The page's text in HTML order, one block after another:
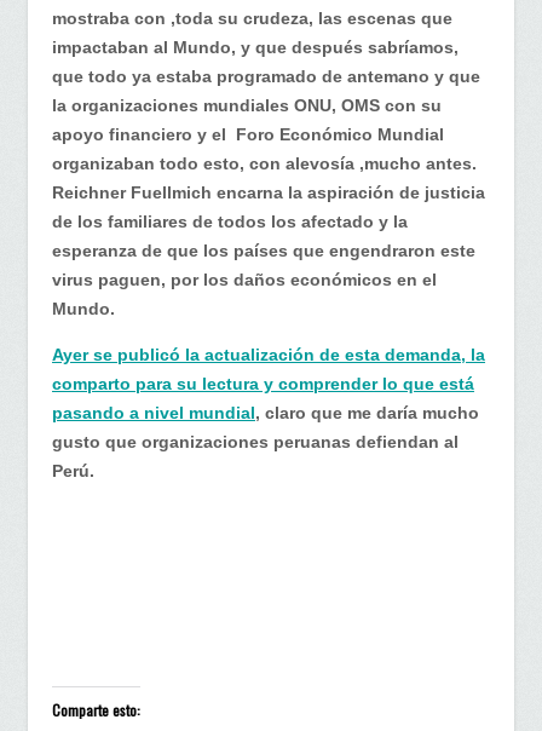
mostraba con ,toda su crudeza, las escenas que
impactaban al Mundo, y que después sabríamos,
que todo ya estaba programado de antemano y que
la organizaciones mundiales ONU, OMS con su
apoyo financiero y el Foro Económico Mundial
organizaban todo esto, con alevosía ,mucho antes.
Reichner Fuellmich encarna la aspiración de justicia
de los familiares de todos los afectado y la
esperanza de que los países que engendraron este
virus paguen, por los daños económicos en el
Mundo.
Ayer se publicó la actualización de esta demanda, la
comparto para su lectura y comprender lo que está
pasando a nivel mundial, claro que me daría mucho
gusto que organizaciones peruanas defiendan al
Perú.
Comparte esto: